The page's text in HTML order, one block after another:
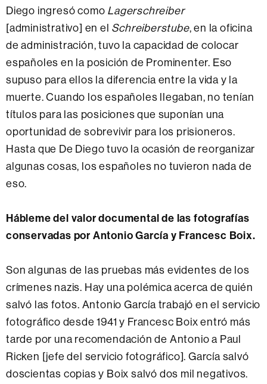
Diego ingresó como Lagerschreiber
[administrativo] en el Schreiberstube, en la oficina
de administración, tuvo la capacidad de colocar
españoles en la posición de Prominenter. Eso
supuso para ellos la diferencia entre la vida y la
muerte. Cuando los españoles llegaban, no tenían
títulos para las posiciones que suponían una
oportunidad de sobrevivir para los prisioneros.
Hasta que De Diego tuvo la ocasión de reorganizar
algunas cosas, los españoles no tuvieron nada de
eso.
Hábleme del valor documental de las fotografías
conservadas por Antonio García y Francesc Boix.
Son algunas de las pruebas más evidentes de los
crímenes nazis. Hay una polémica acerca de quién
salvó las fotos. Antonio García trabajó en el servicio
fotográfico desde 1941 y Francesc Boix entró más
tarde por una recomendación de Antonio a Paul
Ricken [jefe del servicio fotográfico]. García salvó
doscientas copias y Boix salvó dos mil negativos.